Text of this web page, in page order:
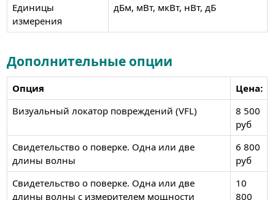
Единицы
измерения
дБм, мВт, мкВт, нВт, дБ
Дополнительные опции
Опция
Цена:
Визуальный локатор повреждений (VFL)
8 500
руб
Свидетельство о поверке. Одна или две
длины волны
6 800
руб
Свидетельство о поверке. Одна или две
длины волны с измерителем мощности
10
800